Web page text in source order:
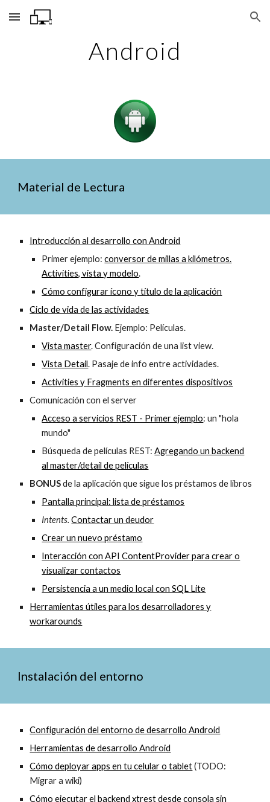
Skip to main content Skip to navigation
Android
Material de Lectura
Introducción al desarrollo con Android
Primer ejemplo:conversor de millas a kilómetros.
Activities, vista y modelo.
Cómo configurar ícono y título de la aplicación
Ciclo de vida de las actividades
Master/Detail Flow. Ejemplo: Películas.
Vista master. Configuración de una list view.
Vista Detail. Pasaje de info entre actividades.
Activities y Fragments en diferentes dispositivos
Comunicación con el server
Acceso a servicios REST - Primer ejemplo: un "hola
mundo"
Búsqueda de películas REST:Agregando un backend
al master/detail de películas
BONUSde la aplicación que sigue los préstamos de libros
Pantalla principal: lista de préstamos
Intents. Contactar un deudor
Crear un nuevo préstamo
Interacción con API ContentProvider para crear o
visualizar contactos
Persistencia a un medio local con SQL Lite
Herramientas útiles para los desarrolladores y
workarounds
Instalación del entorno
Configuración del entorno de desarrollo Android
Herramientas de desarrollo Android
Cómo deployar apps en tu celular o tablet(TODO:
Migrar a wiki)
Cómo ejecutar el backend xtrest desde consola sin